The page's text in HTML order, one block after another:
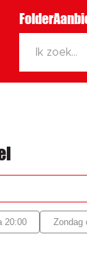
Folder
20:00 Zondag